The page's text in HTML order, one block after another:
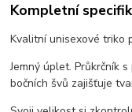
Kompletní
Kvalitní unisexové triko
Jemný úplet. Průkrčník
bočních švů zajišťuje